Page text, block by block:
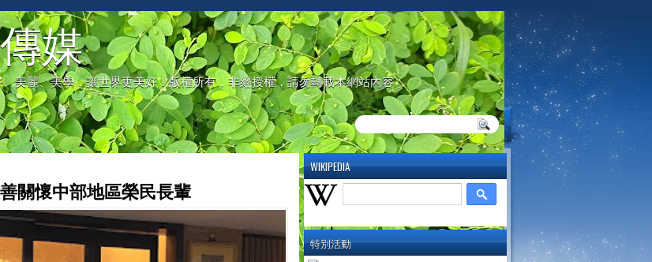
媒
美麗、美學，讓世界更美好！版權所有，非經授權，請勿轉載本網站內容
WIKIPEDIA
特別活動
關懷中部地區榮民長輩